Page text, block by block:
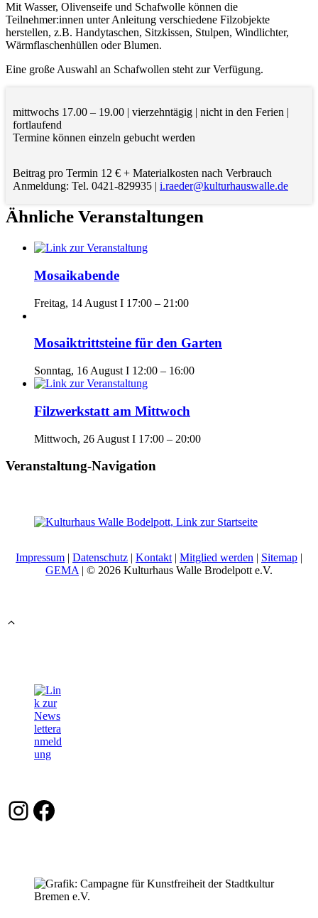
Mit Wasser, Olivenseife und Schafwolle können die
Teilnehmer:innen unter Anleitung verschiedene Filzobjekte
herstellen, z.B. Handytaschen, Sitzkissen, Stulpen, Windlichter,
Wärmflaschenhüllen oder Blumen.
Eine große Auswahl an Schafwollen steht zur Verfügung.
mittwochs 17.00 – 19.00 | vierzehntägig | nicht in den Ferien |
fortlaufend
Termine können einzeln gebucht werden
Beitrag pro Termin 12 € + Materialkosten nach Verbrauch
Anmeldung: Tel. 0421-829935 | i.raeder@kulturhauswalle.de
Ähnliche Veranstaltungen
Mosaikabende
Freitag, 14 August I 17:00 – 21:00
Mosaiktrittsteine für den Garten
Sonntag, 16 August I 12:00 – 16:00
Filzwerkstatt am Mittwoch
Mittwoch, 26 August I 17:00 – 20:00
Veranstaltung-Navigation
Impressum | Datenschutz | Kontakt | Mitglied werden | Sitemap |
GEMA | © 2026 Kulturhaus Walle Brodelpott e.V.
Instagram Facebook